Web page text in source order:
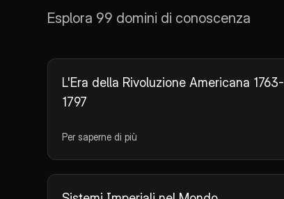
Esplora 99 domini di conoscenza
L'Era della Rivoluzione Americana 1763-
1797
Per saperne di più